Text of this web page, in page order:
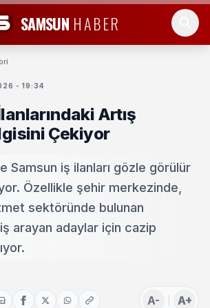
SAMSUN HABER
- 19:34
Artış
Çekiyor
Samsun iş ilanları gözle görülür
Özellikle şehir merkezinde,
sektöründe bulunan
arayan adaylar için cazip
A- A+